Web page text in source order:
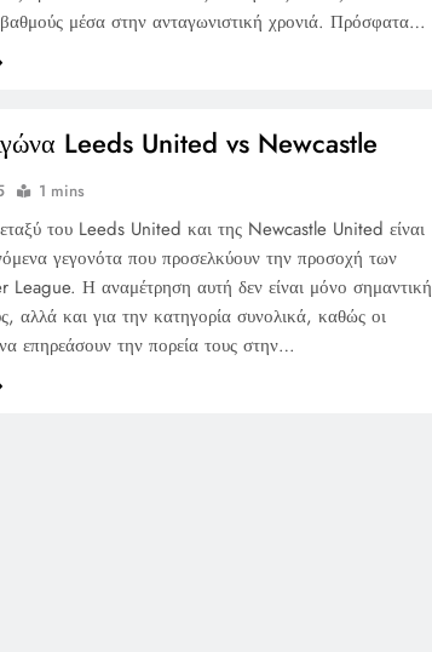
βαθμούς μέσα στην ανταγωνιστική χρονιά. Πρόσφατα…
Leeds United vs Newcastle
1 mins
του Leeds United και της Newcastle United είναι
γεγονότα που προσελκύουν την προσοχή των
League. Η αναμέτρηση αυτή δεν είναι μόνο σημαντική
αλλά και για την κατηγορία συνολικά, καθώς οι
να επηρεάσουν την πορεία τους στην…